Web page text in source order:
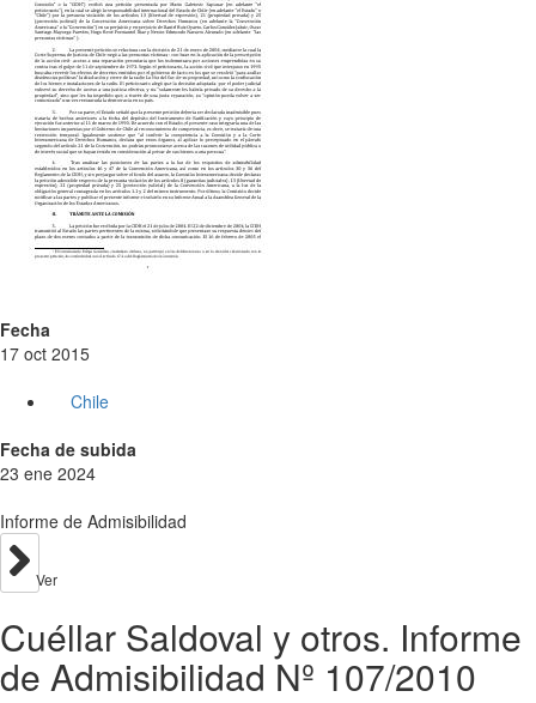
Fecha
17 oct 2015
Chile
Fecha de subida
23 ene 2024
Informe de Admisibilidad
Ver
Cuéllar Saldoval y otros. Informe
de Admisibilidad Nº 107/2010